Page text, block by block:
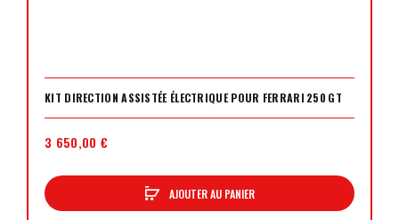
KIT DIRECTION ASSISTÉE ÉLECTRIQUE POUR FERRARI 250 GT
3 650,00 €
AJOUTER AU PANIER